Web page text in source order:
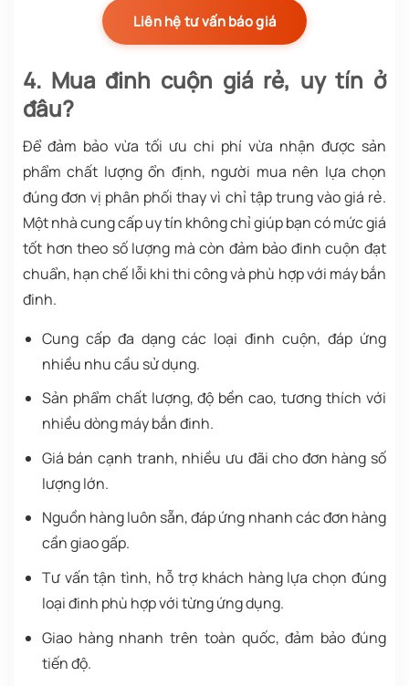
Liên hệ tư vấn báo giá
4. Mua đinh cuộn giá rẻ, uy tín ở
đâu?
Để đảm bảo vừa tối ưu chi phí vừa nhận được sản
phẩm chất lượng ổn định, người mua nên lựa chọn
đúng đơn vị phân phối thay vì chỉ tập trung vào giá rẻ.
Một nhà cung cấp uy tín không chỉ giúp bạn có mức giá
tốt hơn theo số lượng mà còn đảm bảo đinh cuộn đạt
chuẩn, hạn chế lỗi khi thi công và phù hợp với máy bắn
đinh.
Cung cấp đa dạng các loại đinh cuộn, đáp ứng
nhiều nhu cầu sử dụng.
Sản phẩm chất lượng, độ bền cao, tương thích với
nhiều dòng máy bắn đinh.
Giá bán cạnh tranh, nhiều ưu đãi cho đơn hàng số
lượng lớn.
Nguồn hàng luôn sẵn, đáp ứng nhanh các đơn hàng
cần giao gấp.
Tư vấn tận tình, hỗ trợ khách hàng lựa chọn đúng
loại đinh phù hợp với từng ứng dụng.
Giao hàng nhanh trên toàn quốc, đảm bảo đúng
tiến độ.